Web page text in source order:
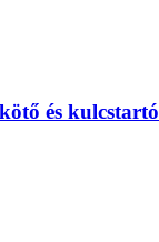
és kulcstartó